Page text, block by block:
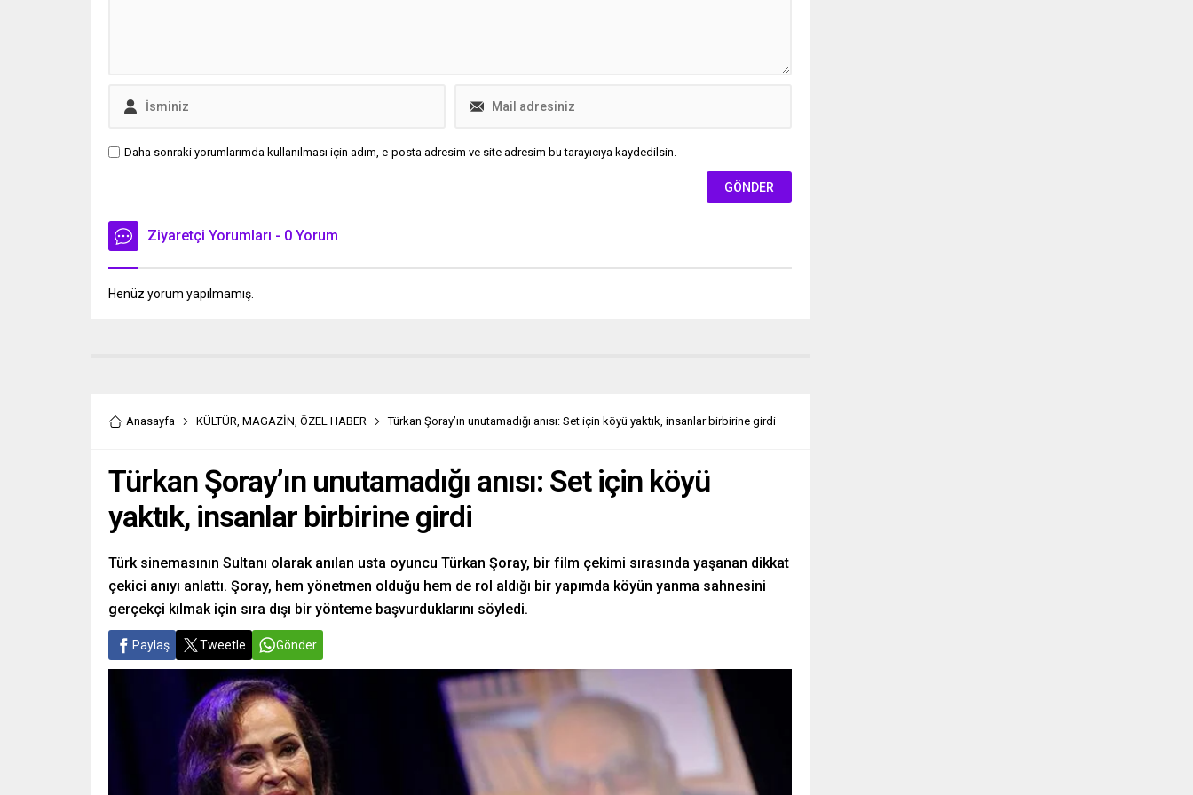
Daha sonraki yorumlarımda kullanılması için adım, e-posta adresim ve site adresim bu tarayıcıya kaydedilsin.
Ziyaretçi Yorumları - 0 Yorum
Henüz yorum yapılmamış.
Anasayfa KÜLTÜR, MAGAZİN, ÖZEL HABER Türkan Şoray’ın unutamadığı anısı: Set için köyü yaktık, insanlar birbirine girdi
Türkan Şoray’ın unutamadığı anısı: Set için köyü
yaktık, insanlar birbirine girdi
Türk sinemasının Sultanı olarak anılan usta oyuncu Türkan Şoray, bir film çekimi sırasında yaşanan dikkat
çekici anıyı anlattı. Şoray, hem yönetmen olduğu hem de rol aldığı bir yapımda köyün yanma sahnesini
gerçekçi kılmak için sıra dışı bir yönteme başvurduklarını söyledi.
Paylaş Tweetle Gönder